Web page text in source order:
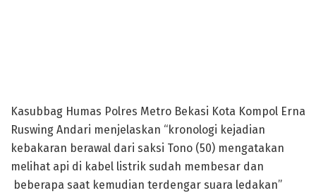
Kasubbag Humas Polres Metro Bekasi Kota Kompol Erna
Ruswing Andari menjelaskan “kronologi kejadian
kebakaran berawal dari saksi Tono (50) mengatakan
melihat api di kabel listrik sudah membesar dan
beberapa saat kemudian terdengar suara ledakan”